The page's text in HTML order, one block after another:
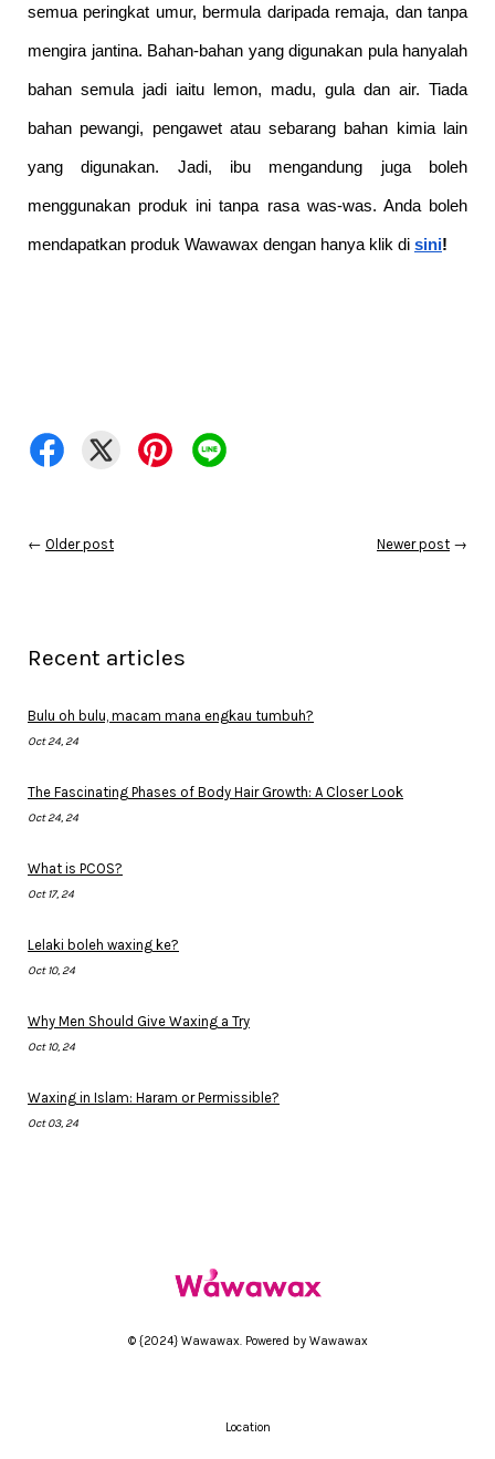
semua peringkat umur, bermula daripada remaja, dan tanpa
mengira jantina. Bahan-bahan yang digunakan pula hanyalah
bahan semula jadi iaitu lemon, madu, gula dan air. Tiada
bahan pewangi, pengawet atau sebarang bahan kimia lain
yang digunakan. Jadi, ibu mengandung juga boleh
menggunakan produk ini tanpa rasa was-was. Anda boleh
mendapatkan produk Wawawax dengan hanya klik di sini!
← Older post Newer post →
Recent articles
Bulu oh bulu, macam mana engkau tumbuh?
Oct 24, 24
The Fascinating Phases of Body Hair Growth: A Closer Look
Oct 24, 24
What is PCOS?
Oct 17, 24
Lelaki boleh waxing ke?
Oct 10, 24
Why Men Should Give Waxing a Try
Oct 10, 24
Waxing in Islam: Haram or Permissible?
Oct 03, 24
© {2024} Wawawax. Powered by Wawawax
Location